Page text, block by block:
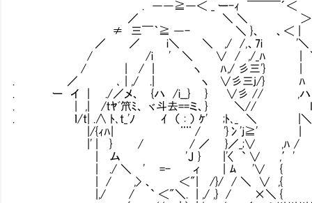
. ――≧―＜ _ ー-ｨ ￣￣￣´＜
／ ＼ ＼ ＞
≠ 三￣｀≧ ―- ＼ }、 、＜ |
／ ／ i＼ ＼ ,/ /,、7i '＼
/ /i ' ＼ ∨ / ,/_ﾊ |
/ | / | ヽ ﾊ,/ 彡三'} |
. ／ ､ | ,/ .| ヽ ∨彡三j/} ﾊ
. ー イ | ./／メ、 {ハ /i__} } ∨彡 // ,ハ
. | ,| /ｔﾔﾞ笊ﾐ、 ヾ斗去==ミ、} ＼//
. ｌ/t| .∧ ﾄ､t_'ﾉ ｲ （ : ） ｹ' ;ﾄ､_ ＼ |＼
|/{ｨﾊ| ¨¨ / '}冫'ｊ≧' | f´￣￣
|' | } / / ／ }／_;∨ ,ﾊ / |
| ム 'Ｊ } |'〈 ` ∨ ,′' 乂＿
| ./ ＼ ' =- ィ | ﾑ '∨ {
| / ,> 、 ＜"| /}/ / ＼ ∨ ,{ アハハ
|,/ / ` ＜"＼. | ,/ ,} / ×＼ {